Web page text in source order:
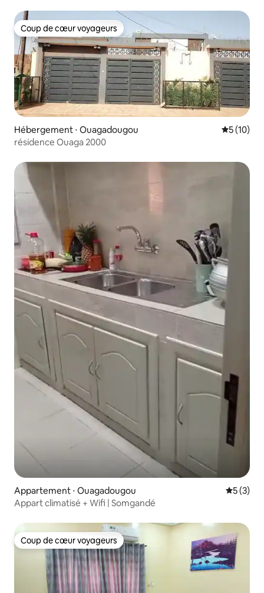
Coup de cœur voyageurs
Coup de cœur voyageurs
Hébergement ⋅ Ouagadougou
5 (10)
résidence Ouaga 2000
Appartement ⋅ Ouagadougou
5 (3)
Appart climatisé + Wifi | Somgandé
Coup de cœur voyageurs
Coup de cœur voyageurs